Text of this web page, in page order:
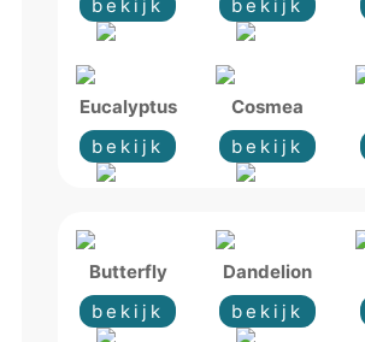
bekijk
bekijk
Eucalyptus
bekijk
Cosmea
bekijk
Butterfly
bekijk
Dandelion
bekijk